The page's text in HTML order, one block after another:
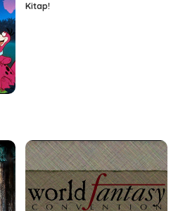
Kitap!